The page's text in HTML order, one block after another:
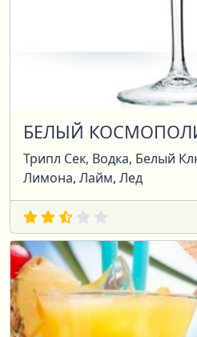
БЕЛЫЙ
Трипл Сек, Водка, Белый
Лимона, Лайм, Лед